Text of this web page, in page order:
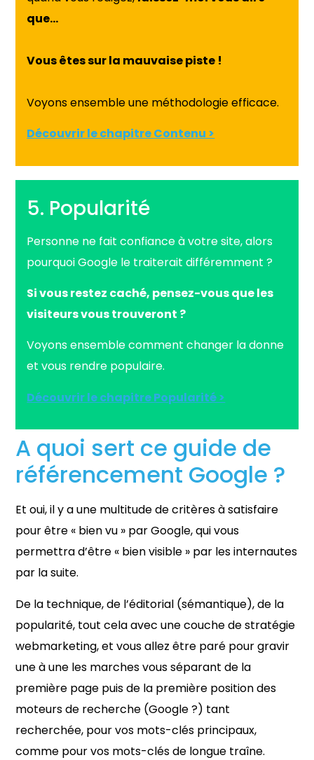
que…
Vous êtes sur la mauvaise piste !
Voyons ensemble une méthodologie efficace.
Découvrir le chapitre Contenu >
5. Popularité
Personne ne fait confiance à votre site, alors
pourquoi Google le traiterait différemment ?
Si vous restez caché, pensez-vous que les
visiteurs vous trouveront ?
Voyons ensemble comment changer la donne
et vous rendre populaire.
Découvrir le chapitre Popularité >
A quoi sert ce guide de
référencement Google ?
Et oui, il y a une multitude de critères à satisfaire
pour être « bien vu » par Google, qui vous
permettra d’être « bien visible » par les internautes
par la suite.
De la technique, de l’éditorial (sémantique), de la
popularité, tout cela avec une couche de stratégie
webmarketing, et vous allez être paré pour gravir
une à une les marches vous séparant de la
première page puis de la première position des
moteurs de recherche (Google ?) tant
recherchée, pour vos mots-clés principaux,
comme pour vos mots-clés de longue traîne.